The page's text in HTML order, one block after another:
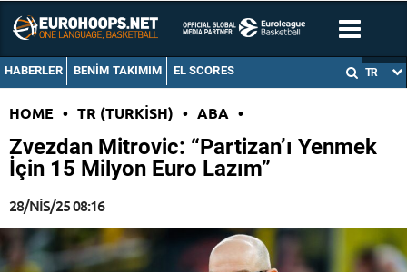
HABERLER BENIM TAKIMIM EL SCORES TR
HOME • TR (TURKISH) • ABA •
Zvezdan Mitrovic: “Partizan’ı Yenmek
İçin 15 Milyon Euro Lazım”
28/NIS/25 08:16